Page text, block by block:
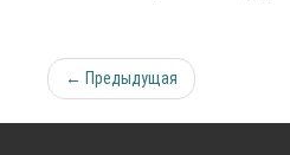
← Предыдущая